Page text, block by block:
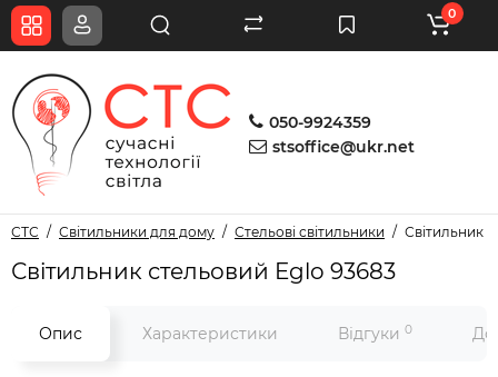
050-9924359
stsoffice@ukr.net
0
СТС Світильники для дому Стельові світильники Світильник
Світильник стельовий Eglo 93683
Опис Характеристики Відгуки 0